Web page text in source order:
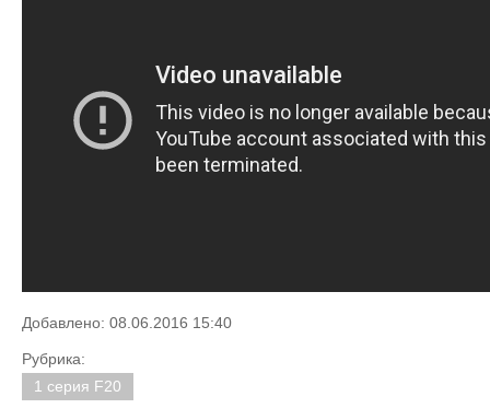
Добавлено: 08.06.2016 15:40
Рубрика:
1 серия F20